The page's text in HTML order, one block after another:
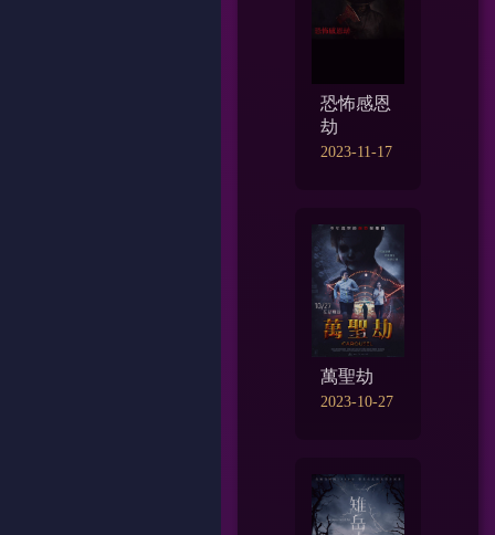
恐怖感恩
劫
2023-11-17
萬聖劫
2023-10-27